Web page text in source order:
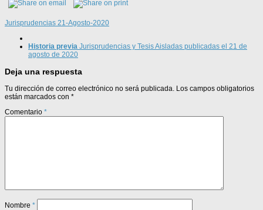
Jurisprudencias 21-Agosto-2020
Historia previa Jurisprudencias y Tesis Aisladas publicadas el 21 de
agosto de 2020
Deja una respuesta
Tu dirección de correo electrónico no será publicada. Los campos obligatorios
están marcados con *
Comentario *
Nombre *